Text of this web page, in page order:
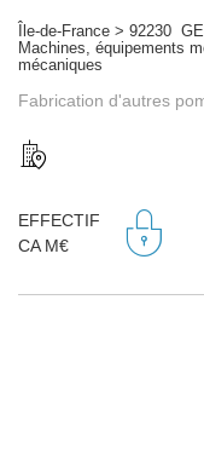
Île-de-France > 92230
Machines, équipements
mécaniques
Fabrication d'autres
EFFECTIF
CA M€